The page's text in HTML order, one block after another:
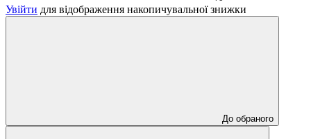
Увійти для відображення накопичувальної знижки
До обраного